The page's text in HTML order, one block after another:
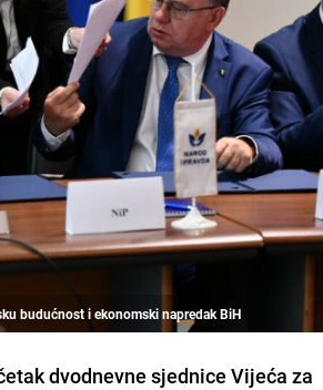
budućnost i ekonomski napredak BiH
dvodnevne sjednice Vijeća za